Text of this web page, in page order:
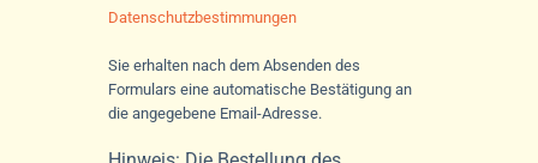
Datenschutzbestimmungen
Sie erhalten nach dem Absenden des
Formulars eine automatische Bestätigung an
die angegebene Email-Adresse.